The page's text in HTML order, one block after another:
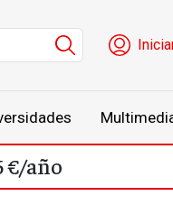
Menú de
€/año